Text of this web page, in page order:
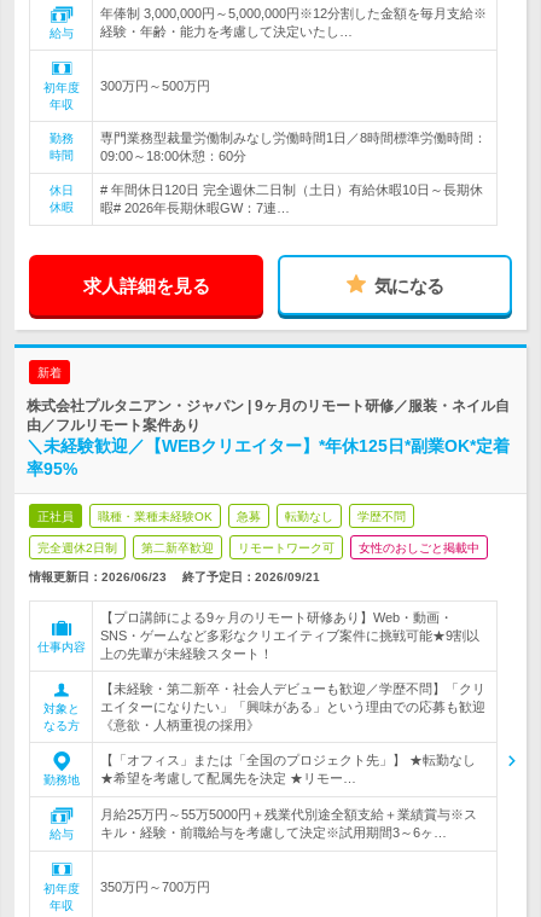
給与
年俸制 3,000,000円～5,000,000円※12分割した金額を毎月支給※
経験・年齢・能力を考慮して決定いたし…
初年度
年収
300万円～500万円
勤務
時間
専門業務型裁量労働制みなし労働時間1日／8時間標準労働時間：
09:00～18:00休憩：60分
休日
休暇
# 年間休日120日 完全週休二日制（土日）有給休暇10日～長期休
暇# 2026年長期休暇GW：7連…
求人詳細を見る 気になる
新着
株式会社プルタニアン・ジャパン | 9ヶ月のリモート研修／服装・ネイル自
由／フルリモート案件あり
＼未経験歓迎／【WEBクリエイター】*年休125日*副業OK*定着
率95%
正社員 職種・業種未経験OK 急募 転勤なし 学歴不問
完全週休2日制 第二新卒歓迎 リモートワーク可 女性のおしごと掲載中
情報更新日：2026/06/23 終了予定日： 2026/09/21
仕事内容
【プロ講師による9ヶ月のリモート研修あり】Web・動画・
SNS・ゲームなど多彩なクリエイティブ案件に挑戦可能★9割以
上の先輩が未経験スタート！
対象と
なる方
【未経験・第二新卒・社会人デビューも歓迎／学歴不問】「クリ
エイターになりたい」「興味がある」という理由での応募も歓迎
《意欲・人柄重視の採用》
勤務地
【「オフィス」または「全国のプロジェクト先」】 ★転勤なし
★希望を考慮して配属先を決定 ★リモー…
給与
月給25万円～55万5000円＋残業代別途全額支給＋業績賞与※ス
キル・経験・前職給与を考慮して決定※試用期間3～6ヶ…
初年度
年収
350万円～700万円